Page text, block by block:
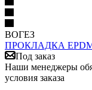
ВОГЕЗ
ПРОКЛАДКА EPDM
Под заказ
Наши менеджеры
условия заказа